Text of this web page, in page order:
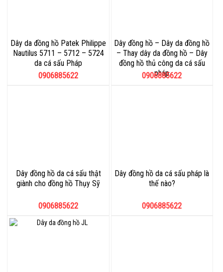
Dây da đồng hồ Patek Philippe
Nautilus 5711 – 5712 – 5724
da cá sấu Pháp
0906885622
Dây đồng hồ – Dây da đồng hồ
– Thay dây da đồng hồ – Dây
đồng hồ thủ công da cá sấu
pháp
0906885622
Dây đồng hồ da cá sấu thật
giành cho đồng hồ Thụy Sỹ
0906885622
Dây đồng hồ da cá sấu pháp là
thế nào?
0906885622